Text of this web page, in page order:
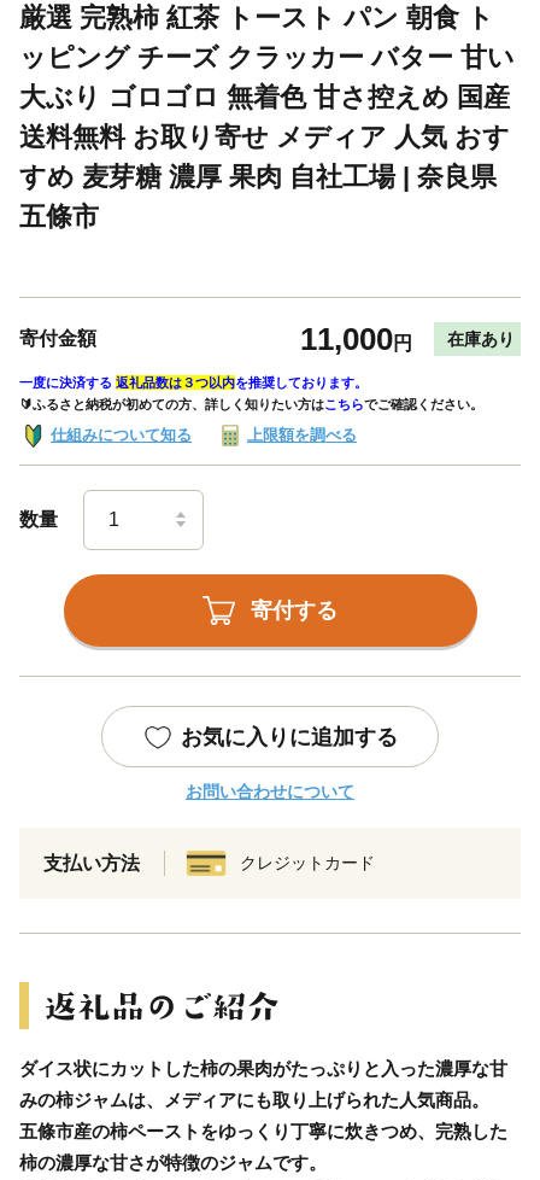
厳選 完熟柿 紅茶 トースト パン 朝食 ト
ッピング チーズ クラッカー バター 甘い
大ぶり ゴロゴロ 無着色 甘さ控えめ 国産
送料無料 お取り寄せ メディア 人気 おす
すめ 麦芽糖 濃厚 果肉 自社工場 | 奈良県
五條市
寄付金額 11,000円 在庫あり
一度に決済する 返礼品数は３つ以内を推奨しております。
🔰ふるさと納税が初めての方、詳しく知りたい方はこちらでご確認ください。
仕組みについて知る 上限額を調べる
数量
寄付する
お気に入りに追加する
お問い合わせについて
支払い方法 クレジットカード
ダイス状にカットした柿の果肉がたっぷりと入った濃厚な甘
みの柿ジャムは、メディアにも取り上げられた人気商品。
五條市産の柿ペーストをゆっくり丁寧に炊きつめ、完熟した
柿の濃厚な甘さが特徴のジャムです。